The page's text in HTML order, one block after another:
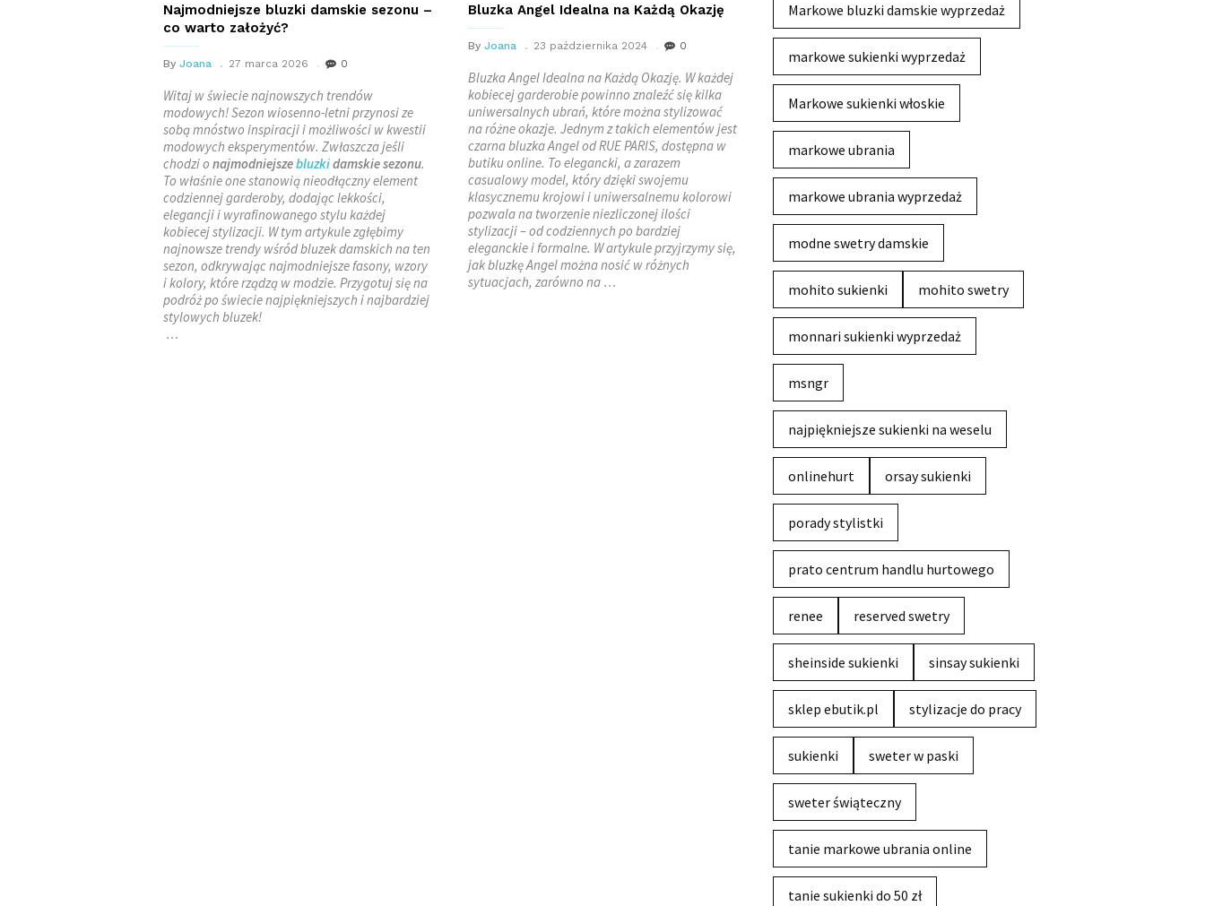
Najmodniejsze bluzki damskie sezonu –
co warto założyć?
By Joana 27 marca 2026 0
Witaj w świecie najnowszych trendów
modowych! Sezon wiosenno-letni przynosi ze
sobą mnóstwo inspiracji i możliwości w kwestii
modowych eksperymentów. Zwłaszcza jeśli
chodzi o najmodniejszebluzkidamskie sezonu.
To właśnie one stanowią nieodłączny element
codziennej garderoby, dodając lekkości,
elegancji i wyrafinowanego stylu każdej
kobiecej stylizacji. W tym artykule zgłębimy
najnowsze trendy wśród bluzek damskich na ten
sezon, odkrywając najmodniejsze fasony, wzory
i kolory, które rządzą w modzie. Przygotuj się na
podróż po świecie najpiękniejszych i najbardziej
stylowych bluzek!
…
Bluzka Angel Idealna na Każdą Okazję
By Joana 23 października 2024 0
Bluzka Angel Idealna na Każdą Okazję. W każdej
kobiecej garderobie powinno znaleźć się kilka
uniwersalnych ubrań, które można stylizować
na różne okazje. Jednym z takich elementów jest
czarna bluzka Angel od RUE PARIS, dostępna w
butiku online. To elegancki, a zarazem
casualowy model, który dzięki swojemu
klasycznemu krojowi i uniwersalnemu kolorowi
pozwala na tworzenie niezliczonej ilości
stylizacji – od codziennych po bardziej
eleganckie i formalne. W artykule przyjrzymy się,
jak bluzkę Angel można nosić w różnych
sytuacjach, zarówno na …
Markowe bluzki damskie wyprzedaż
markowe sukienki wyprzedaż
Markowe sukienki włoskie
markowe ubrania
markowe ubrania wyprzedaż
modne swetry damskie
mohito sukienki mohito swetry
monnari sukienki wyprzedaż
msngr
najpiękniejsze sukienki na weselu
onlinehurt orsay sukienki
porady stylistki
prato centrum handlu hurtowego
renee reserved swetry
sheinside sukienki sinsay sukienki
sklep ebutik.pl stylizacje do pracy
sukienki sweter w paski
sweter świąteczny
tanie markowe ubrania online
tanie sukienki do 50 zł